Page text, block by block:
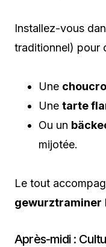
Installez-vous
traditionnel) pour
Une
Une tarte
Ou un
mijotée.
Le tout
gewurztraminer
Après-midi :